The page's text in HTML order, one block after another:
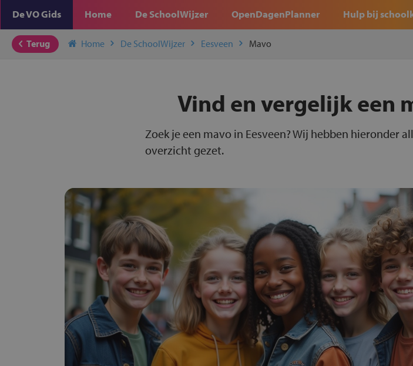
De VO Gids Home De SchoolWijzer OpenDagenPlanner Hulp bij
Terug Home De SchoolWijzer Eesveen Mavo
Vind en vergelijk een
Zoek je een mavo in Eesveen? Wij hebben hieronder
overzicht gezet.